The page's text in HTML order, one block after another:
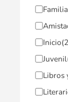
Familia
Inicio
Juvenil
Libros